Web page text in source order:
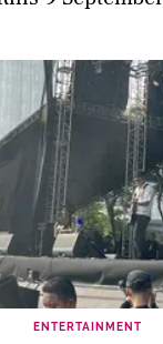
ENTERTAINMENT